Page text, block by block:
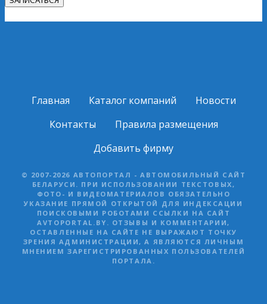
Главная Каталог компаний
Новости
Контакты
Правила размещения
Добавить фирму
© 2007-2026 АВТОПОРТАЛ - АВТОМОБИЛЬНЫЙ САЙТ
БЕЛАРУСИ. ПРИ ИСПОЛЬЗОВАНИИ ТЕКСТОВЫХ,
ФОТО- И ВИДЕОМАТЕРИАЛОВ ОБЯЗАТЕЛЬНО
УКАЗАНИЕ ПРЯМОЙ ОТКРЫТОЙ ДЛЯ ИНДЕКСАЦИИ
ПОИСКОВЫМИ РОБОТАМИ ССЫЛКИ НА САЙТ
AVTOPORTAL.BY. ОТЗЫВЫ И КОММЕНТАРИИ,
ОСТАВЛЕННЫЕ НА САЙТЕ НЕ ВЫРАЖАЮТ ТОЧКУ
ЗРЕНИЯ АДМИНИСТРАЦИИ, А ЯВЛЯЮТСЯ ЛИЧНЫМ
МНЕНИЕМ ЗАРЕГИСТРИРОВАННЫХ ПОЛЬЗОВАТЕЛЕЙ
ПОРТАЛА.